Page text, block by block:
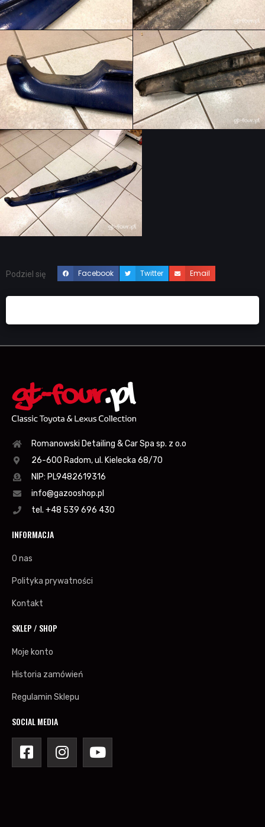
Podziel się Facebook Twitter Email
Romanowski Detailing & Car Spa sp. z o.o
26-600 Radom, ul. Kielecka 68/70
NIP: PL9482619316
info@gazooshop.pl
tel. +48 539 696 430
INFORMACJA
O nas
Polityka prywatności
Kontakt
SKLEP / SHOP
Moje konto
Historia zamówień
Regulamin Sklepu
SOCIAL MEDIA